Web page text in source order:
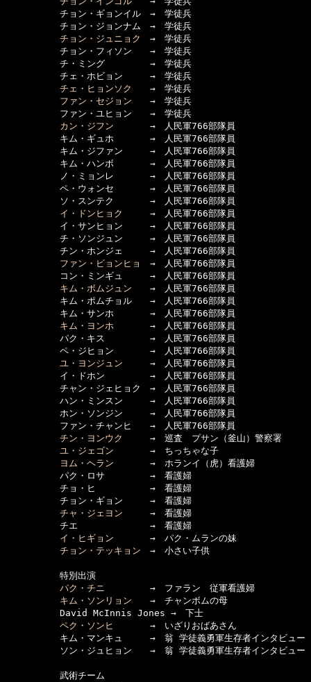
チョン・ギョンイル　→　学徒兵
チョン・ジョンナム　→　学徒兵
チョン・ジュニョク
→　学徒兵
チョン・フィソン　　→　学徒兵
チ・ミング　　　　　→　学徒兵
チェ・ホビョン　　　→　学徒兵
チェ・ヒョンソク
→　学徒兵
ファン・セジョン →　学徒兵
ファン・ユヒョン　　→　学徒兵
カン・ジフン →　人民軍766部隊員
キム・ギュホ　　　　→　人民軍766部隊員
キム・ジファン　　　→　人民軍766部隊員
キム・ハンボ　　　　→　人民軍766部隊員
ノ・ミョンレ　　　　→　人民軍766部隊員
ペ・ウォンセ　　　　→　人民軍766部隊員
ソ・スンテク　　　　→　人民軍766部隊員
イ・ドンヒョク
→　人民軍766部隊員
イ・サンヒョン　　　→　人民軍766部隊員
チ・ソンジュン　　　→　人民軍766部隊員
チン・ホンジェ　　　→　人民軍766部隊員
ファン・ビョンヒョ
→　人民軍766部隊員
コン・ミンギュ　　　→　人民軍766部隊員
キム・ボムジュン →　人民軍766部隊員
キム・ポムチョル　　→　人民軍766部隊員
キム・サンホ　　　　→　人民軍766部隊員
キム・ヨンホ →　人民軍766部隊員
パク・キス　　　　　→　人民軍766部隊員
ペ・ジヒョン　　　　→　人民軍766部隊員
ユ・ヨンジュン →　人民軍766部隊員
イ・ドホン　　　　　→　人民軍766部隊員
チャン・ジェヒョク　→　人民軍766部隊員
ハン・ミンスン　　　→　人民軍766部隊員
ホン・ソンジン　　　→　人民軍766部隊員
ファン・チャンヒ　　→　人民軍766部隊員
チン・ヨンウク
→　巡査　プサン（釜山）警察署
ユ・ジェゴン →　ちっちゃな子
ヨム・ヘラン →　ホランイ（虎）看護婦
パク・ロサ　　　　　→　看護婦
チョ・ヒ　　　　　　→　看護婦
チョン・ギョン　　　→　看護婦
チャ・ジェヨン →　看護婦
チエ　　　　　　　　→　看護婦
イ・ヒギョン →　パク・ムランの妹
チョン・テッキョン →　小さい子供
特別出演
パク・チニ →　ファラン　従軍看護婦
キム・ソンリョン →　チャンボムの母
David McInnis Jones →　下士
ペク・ソンヒ
→　いざりおばあさん
キム・マンキュ　　　→　翁 学徒義勇軍生存者インタビュー
ソン・ジュヒョン　　→　翁 学徒義勇軍生存者インタビュー
武術チーム